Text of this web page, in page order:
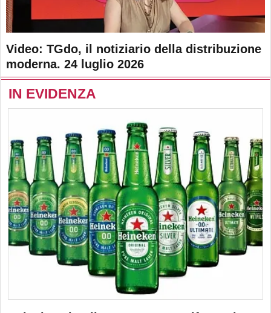
Video: TGdo, il notiziario della distribuzione
moderna. 24 luglio 2026
IN EVIDENZA